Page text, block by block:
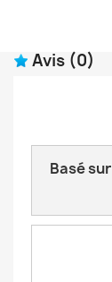
Avis (0)
Basé sur